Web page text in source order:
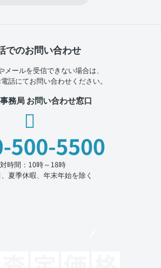
でのお問い合わせ
メールを受信できない場合は、
話にてお問い合わせください。
務局 お問い合わせ窓口
500-5500
時間：10時～18時
夏季休暇、年末年始を除く